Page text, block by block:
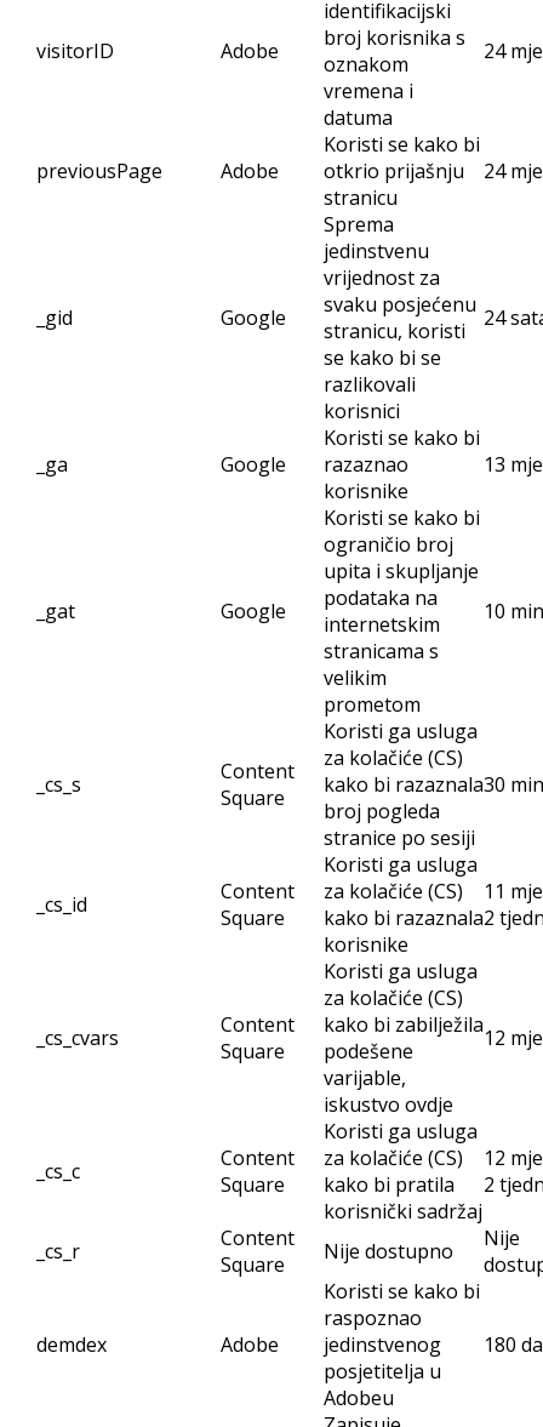
visitorID Adobe
identifikacijski
broj korisnika s
oznakom
vremena i
datuma
24
previousPage Adobe
Koristi se kako bi
otkrio prijašnju
stranicu
24
_gid Google
Sprema
jedinstvenu
vrijednost za
svaku posjećenu
stranicu, koristi
se kako bi se
razlikovali
korisnici
24
_ga Google
Koristi se kako bi
razaznao
korisnike
13
_gat Google
Koristi se kako bi
ograničio broj
upita i skupljanje
podataka na
internetskim
stranicama s
velikim
prometom
10
_cs_s
Content
Square
Koristi ga usluga
za kolačiće (CS)
kako bi razaznala
broj pogleda
stranice po sesiji
30
_cs_id
Content
Square
Koristi ga usluga
za kolačiće (CS)
kako bi razaznala
korisnike
11
2
_cs_cvars
Content
Square
Koristi ga usluga
za kolačiće (CS)
kako bi zabilježila
podešene
varijable,
iskustvo ovdje
12
_cs_c
Content
Square
Koristi ga usluga
za kolačiće (CS)
kako bi pratila
korisnički sadržaj
12
2
_cs_r
Content
Square
Nije dostupno
Nije
demdex Adobe
Koristi se kako bi
raspoznao
jedinstvenog
posjetitelja u
Adobeu
180